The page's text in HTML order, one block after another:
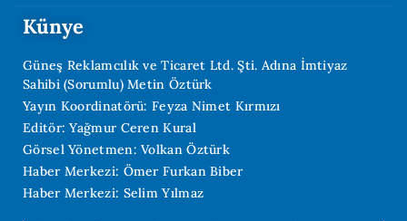
Künye
Güneş Reklamcılık ve Ticaret Ltd. Şti. Adına İmtiyaz
Sahibi (Sorumlu) Metin Öztürk
Yayın Koordinatörü: Feyza Nimet Kırmızı
Editör: Yağmur Ceren Kural
Görsel Yönetmen: Volkan Öztürk
Haber Merkezi: Ömer Furkan Biber
Haber Merkezi: Selim Yılmaz